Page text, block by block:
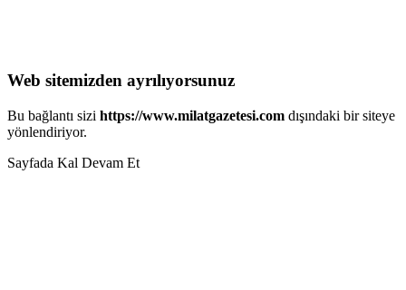
Web sitemizden ayrılıyorsunuz
Bu bağlantı sizi https://www.milatgazetesi.com dışındaki bir siteye
yönlendiriyor.
Sayfada Kal Devam Et